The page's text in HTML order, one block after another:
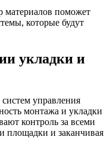
материалов поможет
которые будут
укладки и
управления
монтажа и укладки
контроль за всеми
площадки и заканчивая